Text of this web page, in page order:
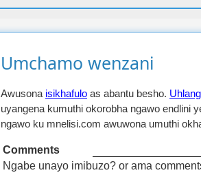
Umchamo wenzani
Awusona isikhafulo as abantu besho.
uyangena kumuthi okorobha ngawo endlini
ngawo ku mnelisi.com awuwona umuthi
Comments
Ngabe unayo imibuzo? or ama